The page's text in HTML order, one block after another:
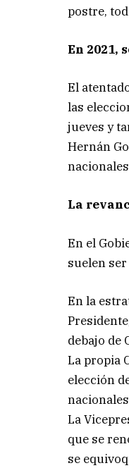
postre,
En 2021,
El
las
jueves y
Hernán
La
En el
suelen
En la
debajo de
La propia
elección
La
que se
se